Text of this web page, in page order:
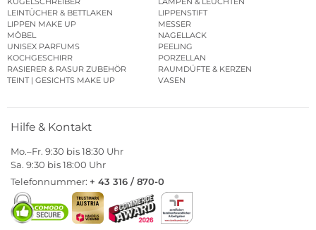
LEINTÜCHER & BETTLAKEN
LIPPENSTIFT
LIPPEN MAKE UP
MESSER
MÖBEL
NAGELLACK
UNISEX PARFUMS
PEELING
KOCHGESCHIRR
PORZELLAN
RASIERER & RASUR ZUBEHÖR
RAUMDÜFTE & KERZEN
TEINT | GESICHTS MAKE UP
VASEN
Hilfe & Kontakt
Mo.–Fr. 9:30 bis 18:30 Uhr
Sa. 9:30 bis 18:00 Uhr
Telefonnummer: + 43 316 / 870-0